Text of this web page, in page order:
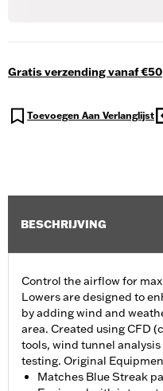
Gratis verzending vanaf €50
Toevoegen Aan Verlanglijst
BESCHRIJVING
Control the airflow for
Lowers are designed to
by adding wind and
area. Created using CFD
tools, wind tunnel
testing. Original
Matches Blue Streak